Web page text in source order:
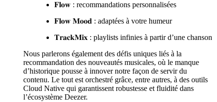
𝐅𝐥𝐨𝐰 : recommandations personnalisées
𝐅𝐥𝐨𝐰 𝐌𝐨𝐨𝐝 : adaptées à votre humeur
𝐓𝐫𝐚𝐜𝐤𝐌𝐢𝐱 : playlists infinies à partir d’une chanson
Nous parlerons également des défis uniques liés à la
recommandation des nouveautés musicales, où le manque
d’historique pousse à innover notre façon de servir du
contenu. Le tout est orchestré grâce, entre autres, à des outils
Cloud Native qui garantissent robustesse et fluidité dans
l’écosystème Deezer.